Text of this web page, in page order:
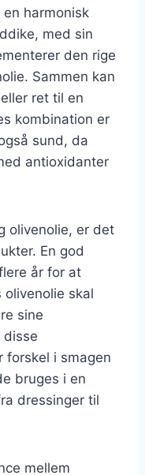
harmonisk
med sin
den rige
Sammen kan
ret til en
kombination er
sund, da
antioxidanter
olivenolie, er det
En god
år for at
skal
sine
forskel i smagen
bruges i en
dressinger til
mellem